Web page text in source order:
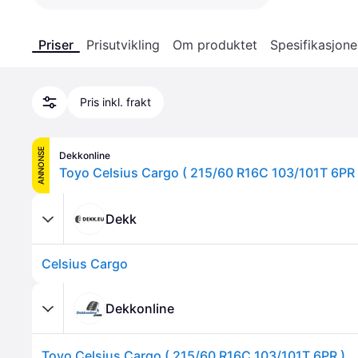
Priser Prisutvikling Om produktet
Pris inkl. frakt
ANNONSE Dekkonline
Toyo Celsius Cargo ( 215/60 R16C 103/101T 6PR
Dekk
Celsius Cargo
Dekkonline